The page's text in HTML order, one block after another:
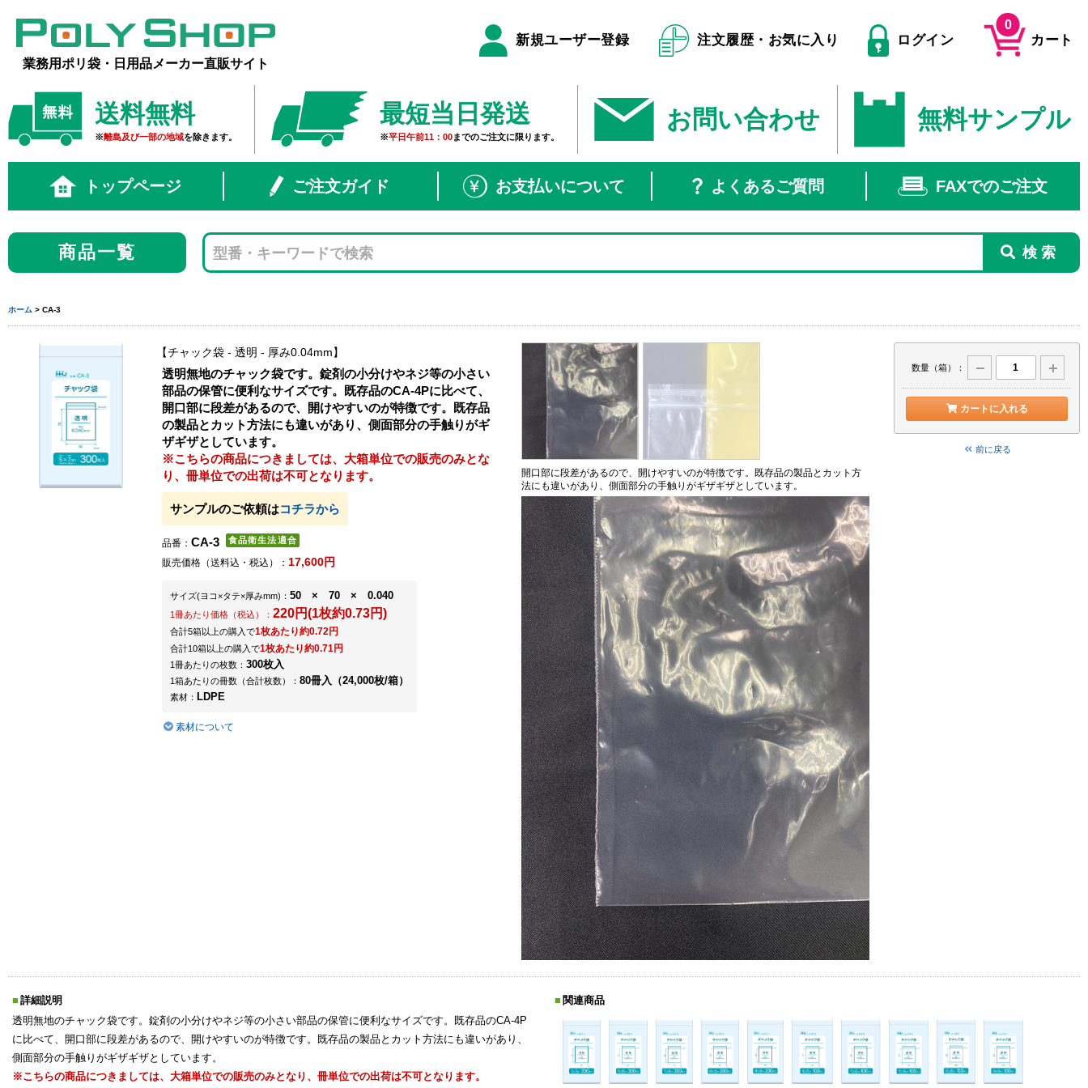
業務用ポリ袋・日用品メーカー直販サイト
新規ユーザー登録 注文履歴・お気に入り ログイン
0
カート
送料無料
※離島及び一部の地域を除きます。
最短当日発送
※平日午前11：00までのご注文に限ります。
お問い合わせ 無料サンプル
トップページ ご注文ガイド お支払いについて よくあるご質問 FAXでのご注文
商品一覧
ホーム > CA-3
チャック袋 - 透明 - 厚み0.04mm
透明無地のチャック袋です。錠剤の小分けやネジ等の小さい
部品の保管に便利なサイズです。既存品のCA-4Pに比べて、
開口部に段差があるので、開けやすいのが特徴です。既存品
の製品とカット方法にも違いがあり、側面部分の手触りがギ
ザギザとしています。
※こちらの商品につきましては、大箱単位での販売のみとな
り、冊単位での出荷は不可となります。
サンプルのご依頼はコチラから
品番： CA-3
販売価格（送料込・税込）： 17,600円
サイズ(ヨコ×タテ×厚みmm) ： 50 × 70 × 0.040
1冊あたり価格（税込）： 220円(1枚約0.73円)
合計5箱以上の購入で1枚あたり約0.72円
合計10箱以上の購入で1枚あたり約0.71円
1冊あたりの枚数： 300枚入
1箱あたりの冊数（合計枚数）： 80冊入（24,000枚/箱）
素材： LDPE
素材について
開口部に段差があるので、開けやすいのが特徴です。既存品の製品とカット方
法にも違いがあり、側面部分の手触りがギザギザとしています。
数量（箱）：
カートに入れる
前に戻る
詳細説明
透明無地のチャック袋です。錠剤の小分けやネジ等の小さい部品の保管に便利なサイズです。既存品のCA-4P
に比べて、開口部に段差があるので、開けやすいのが特徴です。既存品の製品とカット方法にも違いがあり、
側面部分の手触りがギザギザとしています。
※こちらの商品につきましては、大箱単位での販売のみとなり、冊単位での出荷は不可となります。
関連商品